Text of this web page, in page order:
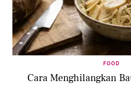
FOOD
Cara Menghilangkan